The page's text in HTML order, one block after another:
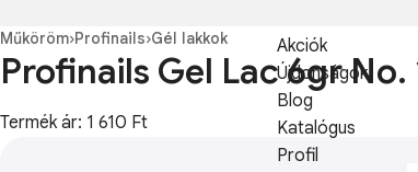
Akciók
Újdonságok
Blog
Katalógus
Profil
Műköröm›Profinails›Gél lakkok
Profinails Gel Lac 6gr No.
Termék ár: 1 610 Ft